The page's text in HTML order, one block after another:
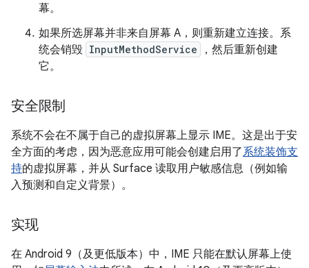
幕。
如果所选屏幕并非来自屏幕 A，则重新建立连接。系
统会销毁 InputMethodService
，然后重新创建
它。
安全限制
系统不会在不属于自己的虚拟屏幕上显示 IME。这是出于安
全方面的考虑，因为恶意应用可能会创建启用了系统装饰支
持的虚拟屏幕，并从 Surface 读取用户敏感信息（例如输
入预测和自定义背景）。
实现
在 Android 9（及更低版本）中，IME 只能在默认屏幕上使